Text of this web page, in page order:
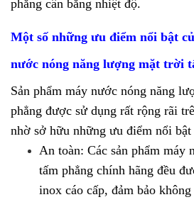
phẳng cân bằng nhiệt độ.
Một số những ưu điểm nổi bật
nước nóng năng lượng mặt trời
Sản phẩm máy nước nóng năng
phẳng được sử dụng rất rộng rãi
nhờ sở hữu những ưu điểm nổi bật
An toàn: Các sản phẩm máy
tấm phẳng chính hãng đều
inox cáo cấp, đảm bảo